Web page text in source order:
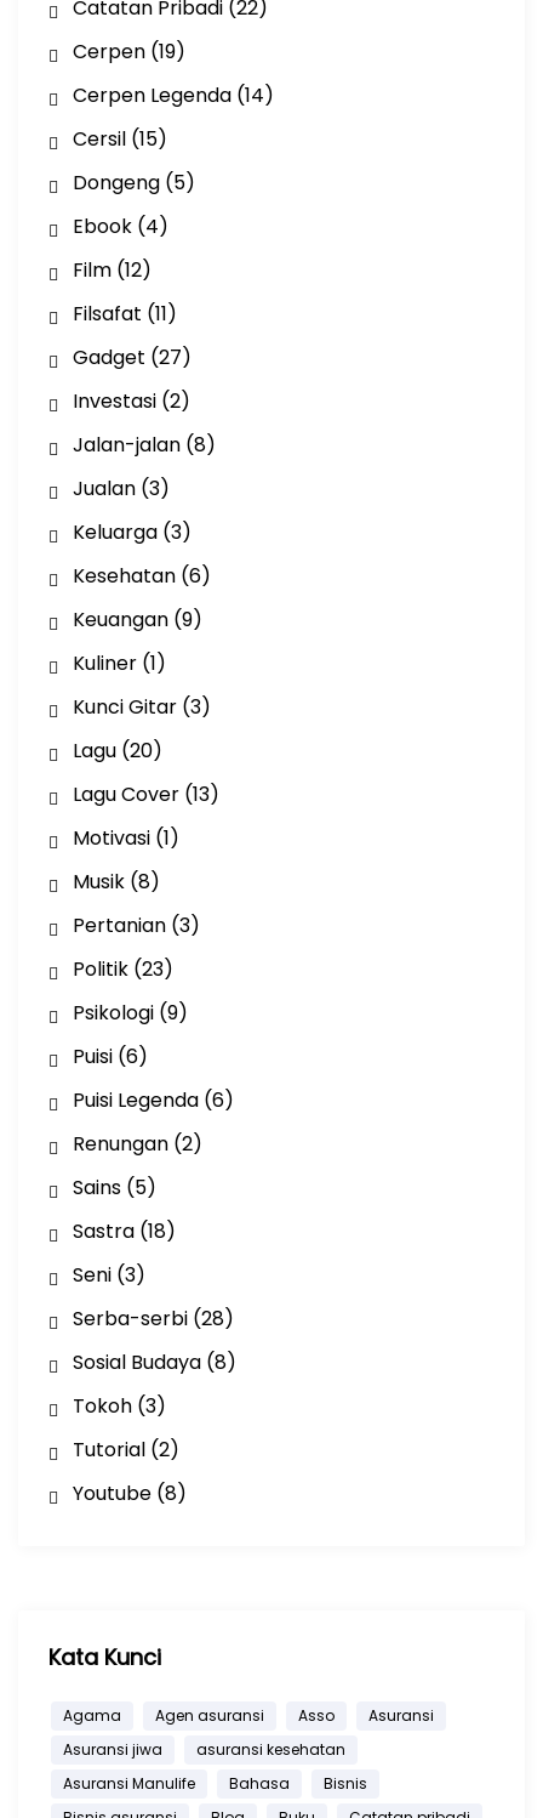
Catatan Pribadi(22)
Cerpen(19)
Cerpen Legenda(14)
Cersil(15)
Dongeng(5)
Ebook(4)
Film(12)
Filsafat (11)
Gadget (27)
Investasi(2)
Jalan-jalan(8)
Jualan(3)
Keluarga(3)
Kesehatan(6)
Keuangan(9)
Kuliner(1)
Kunci Gitar(3)
Lagu(20)
Lagu Cover(13)
Motivasi(1)
Musik(8)
Pertanian(3)
Politik(23)
Psikologi(9)
Puisi(6)
Puisi Legenda(6)
Renungan(2)
Sains(5)
Sastra(18)
Seni(3)
Serba-serbi(28)
Sosial Budaya(8)
Tokoh(3)
Tutorial(2)
Youtube(8)
Kata Kunci
Agama Agen asuransi Asso
Asuransi
Asuransi jiwa
asuransi kesehatan
Asuransi Manulife
Bahasa
Bisnis